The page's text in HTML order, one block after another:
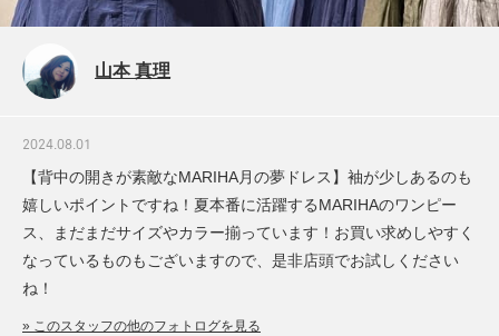
山本 真理
2024.08.01
【背中の開きが素敵なMARIHA月の夢ドレス】袖が少しあるのも
嬉しいポイントですね！夏本番に活躍するMARIHAのワンピー
ス、まだまだサイズやカラー揃っています！お買い求めしやすく
なっているものもございますので、是非店頭でお試しください
ね！
» このスタッフの他のフォトログを見る